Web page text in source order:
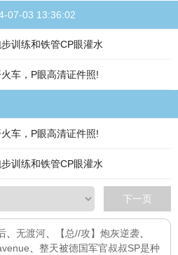
07-03 13:36:02
训练和铁管CP眼灌水
车，P眼高清证件照!
车，P眼高清证件照!
训练和铁管CP眼灌水
下一页
无渡河 【总//攻】炮灰逆袭
整天被德国军官叔叔SP是种